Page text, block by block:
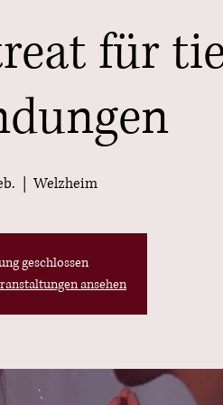
für
Welzheim
geschlossen
ansehen